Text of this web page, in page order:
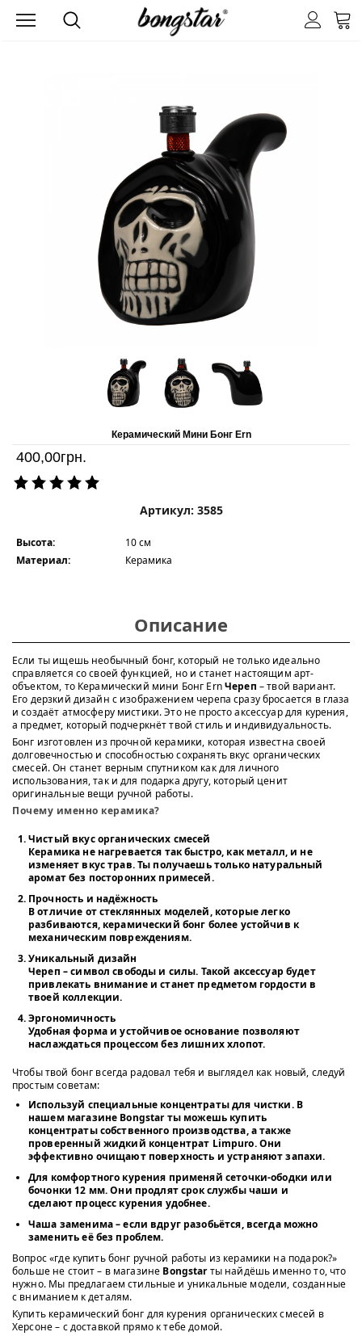
Керамический Мини Бонг Ern
400,00грн.
Артикул: 3585
Высота:
10 см
Материал:
Керамика
Описание
Если ты ищешь необычный бонг, который не только идеально
справляется со своей функцией, но и станет настоящим арт-
объектом, то Керамический мини Бонг ErnЧереп – твой вариант.
Его дерзкий дизайн с изображением черепа сразу бросается в глаза
и создаёт атмосферу мистики. Это не просто аксессуар для курения,
а предмет, который подчеркнёт твой стиль и индивидуальность.
Бонг изготовлен из прочной керамики, которая известна своей
долговечностью и способностью сохранять вкус органических
смесей. Он станет верным спутником как для личного
использования, так и для подарка другу, который ценит
оригинальные вещи ручной работы.
Почему именно керамика?
Чистый вкус органических смесей
Керамика не нагревается так быстро, как металл, и не
изменяет вкус трав. Ты получаешь только натуральный
аромат без посторонних примесей.
Прочность и надёжность
В отличие от стеклянных моделей, которые легко
разбиваются, керамический бонг более устойчив к
механическим повреждениям.
Уникальный дизайн
Череп – символ свободы и силы. Такой аксессуар будет
привлекать внимание и станет предметом гордости в
твоей коллекции.
Эргономичность
Удобная форма и устойчивое основание позволяют
наслаждаться процессом без лишних хлопот.
Чтобы твой бонг всегда радовал тебя и выглядел как новый, следуй
простым советам:
Используй специальные концентраты для чистки. В
нашем магазине Bongstarты можешь купить
концентраты собственного производства, а также
проверенный жидкий концентрат Limpuro. Они
эффективно очищают поверхность и устраняют запахи.
Для комфортного курения применяй сеточки-ободки или
бочонки 12 мм. Они продлят срок службы чаши и
сделают процесс курения удобнее.
Чаша заменима – если вдруг разобьётся, всегда можно
заменить её без проблем.
Вопрос «где купить бонг ручной работы из керамики на подарок?»
больше не стоит – в магазине Bongstarты найдёшь именно то, что
нужно. Мы предлагаем стильные и уникальные модели, созданные
с вниманием к деталям.
Купить керамический бонг для курения органических смесей в
Херсоне – с доставкой прямо к тебе домой.